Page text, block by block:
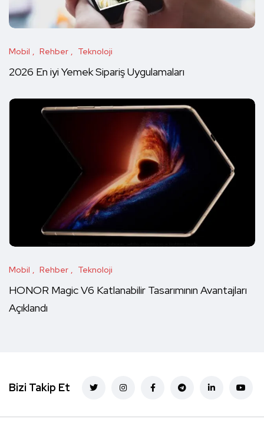
Mobil Rehber Teknoloji
2026 En iyi Yemek Sipariş Uygulamaları
Mobil Rehber Teknoloji
HONOR Magic V6 Katlanabilir Tasarımının Avantajları
Açıklandı
Bizi Takip Et